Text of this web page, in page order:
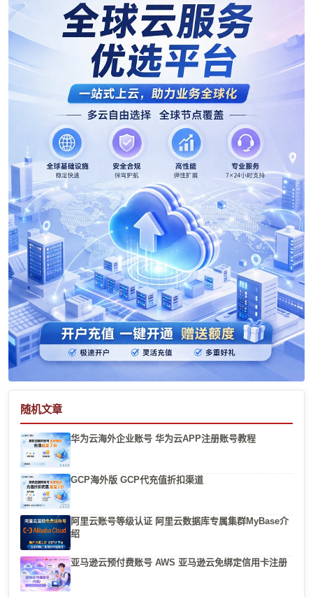
随机文章
华为云海外企业账号 华为云APP注册账号教程
GCP海外版 GCP代充值折扣渠道
阿里云账号等级认证 阿里云数据库专属集群MyBase介
绍
亚马逊云预付费账号 AWS 亚马逊云免绑定信用卡注册